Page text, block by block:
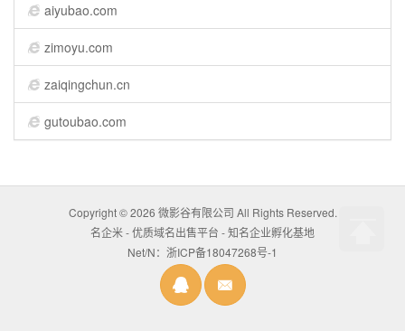
aiyubao.com
zimoyu.com
zaiqingchun.cn
gutoubao.com
Copyright © 2026 微影谷有限公司 All Rights Reserved.
名企米 - 优质域名出售平台 - 知名企业孵化基地
Net/N：浙ICP备18047268号-1